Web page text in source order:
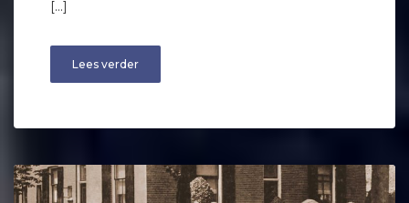
[…]
Lees verder